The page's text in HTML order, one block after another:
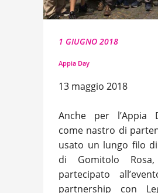
1 GIUGNO 2018
Appia Day
13 maggio 2018
Anche per l’Appia
come nastro di
usato un lungo filo
di Gomitolo
partecipato
partnership con